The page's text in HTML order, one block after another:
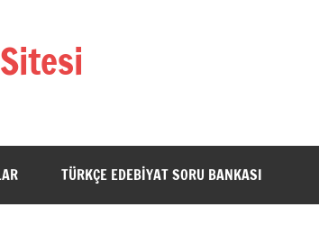
TÜRKÇE EDEBIYAT SORU BANKASI